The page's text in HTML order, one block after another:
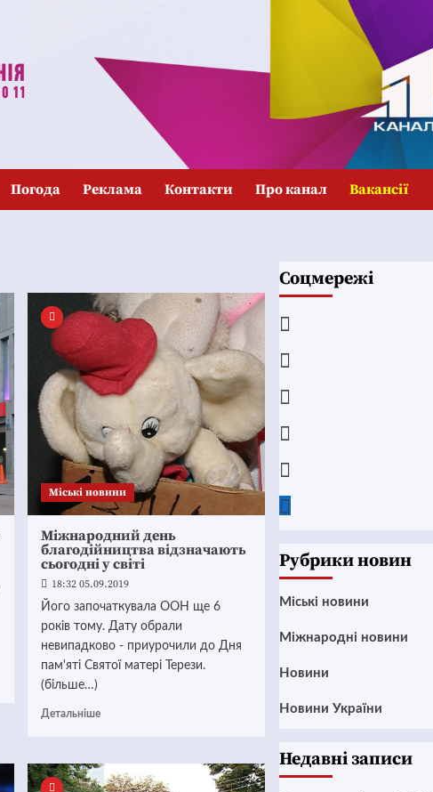
Погода Реклама Контакти Про канал Вакансії
Mіські новини
Міжнародний день
благодійництва відзначають
сьогодні у світі
18:32 05.09.2019
Його започаткувала ООН ще 6
років тому. Дату обрали
невипадково - приурочили до Дня
пам'яті Святої матері Терези.
(більше…)
Детальніше
Соцмережі
Рубрики новин
Mіські новини
Міжнародні новини
Новини
Новини України
Недавні записи